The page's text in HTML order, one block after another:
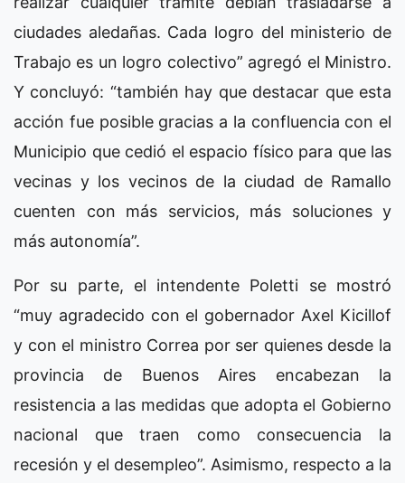
ciudades aledañas. Cada logro del ministerio de
Trabajo es un logro colectivo” agregó el Ministro.
Y concluyó: “también hay que destacar que esta
acción fue posible gracias a la confluencia con el
Municipio que cedió el espacio físico para que las
vecinas y los vecinos de la ciudad de Ramallo
cuenten con más servicios, más soluciones y
más autonomía”.
Por su parte, el intendente Poletti se mostró
“muy agradecido con el gobernador Axel Kicillof
y con el ministro Correa por ser quienes desde la
provincia de Buenos Aires encabezan la
resistencia a las medidas que adopta el Gobierno
nacional que traen como consecuencia la
recesión y el desempleo”. Asimismo, respecto a la